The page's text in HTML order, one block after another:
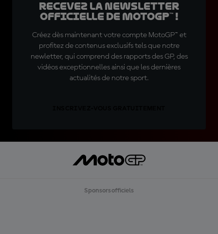
Recevez la Newsletter
officielle de MotoGP™ !
Créez dès maintenant votre compte MotoGP™ et
profitez de contenus exclusifs tels que notre
newletter, qui comprend des rapports des GP, des
vidéos exceptionnelles ainsi que les dernières
actualités de notre sport.
Sponsors officiels